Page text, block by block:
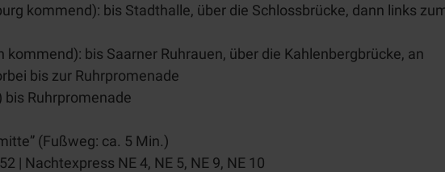
kommend): bis Stadthalle, über die Schlossbrücke, dann links
kommend): bis Saarner Ruhrauen, über die Kahlenbergbrücke, an
bis zur Ruhrpromenade
bis Ruhrpromenade
(Fußweg: ca. 5 Min.)
| Nachtexpress NE 4, NE 5, NE 9, NE 10